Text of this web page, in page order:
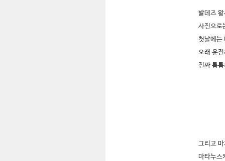
발데즈
사진으로
첫날에는
오래 운
진짜 틈
그리고
마타누스